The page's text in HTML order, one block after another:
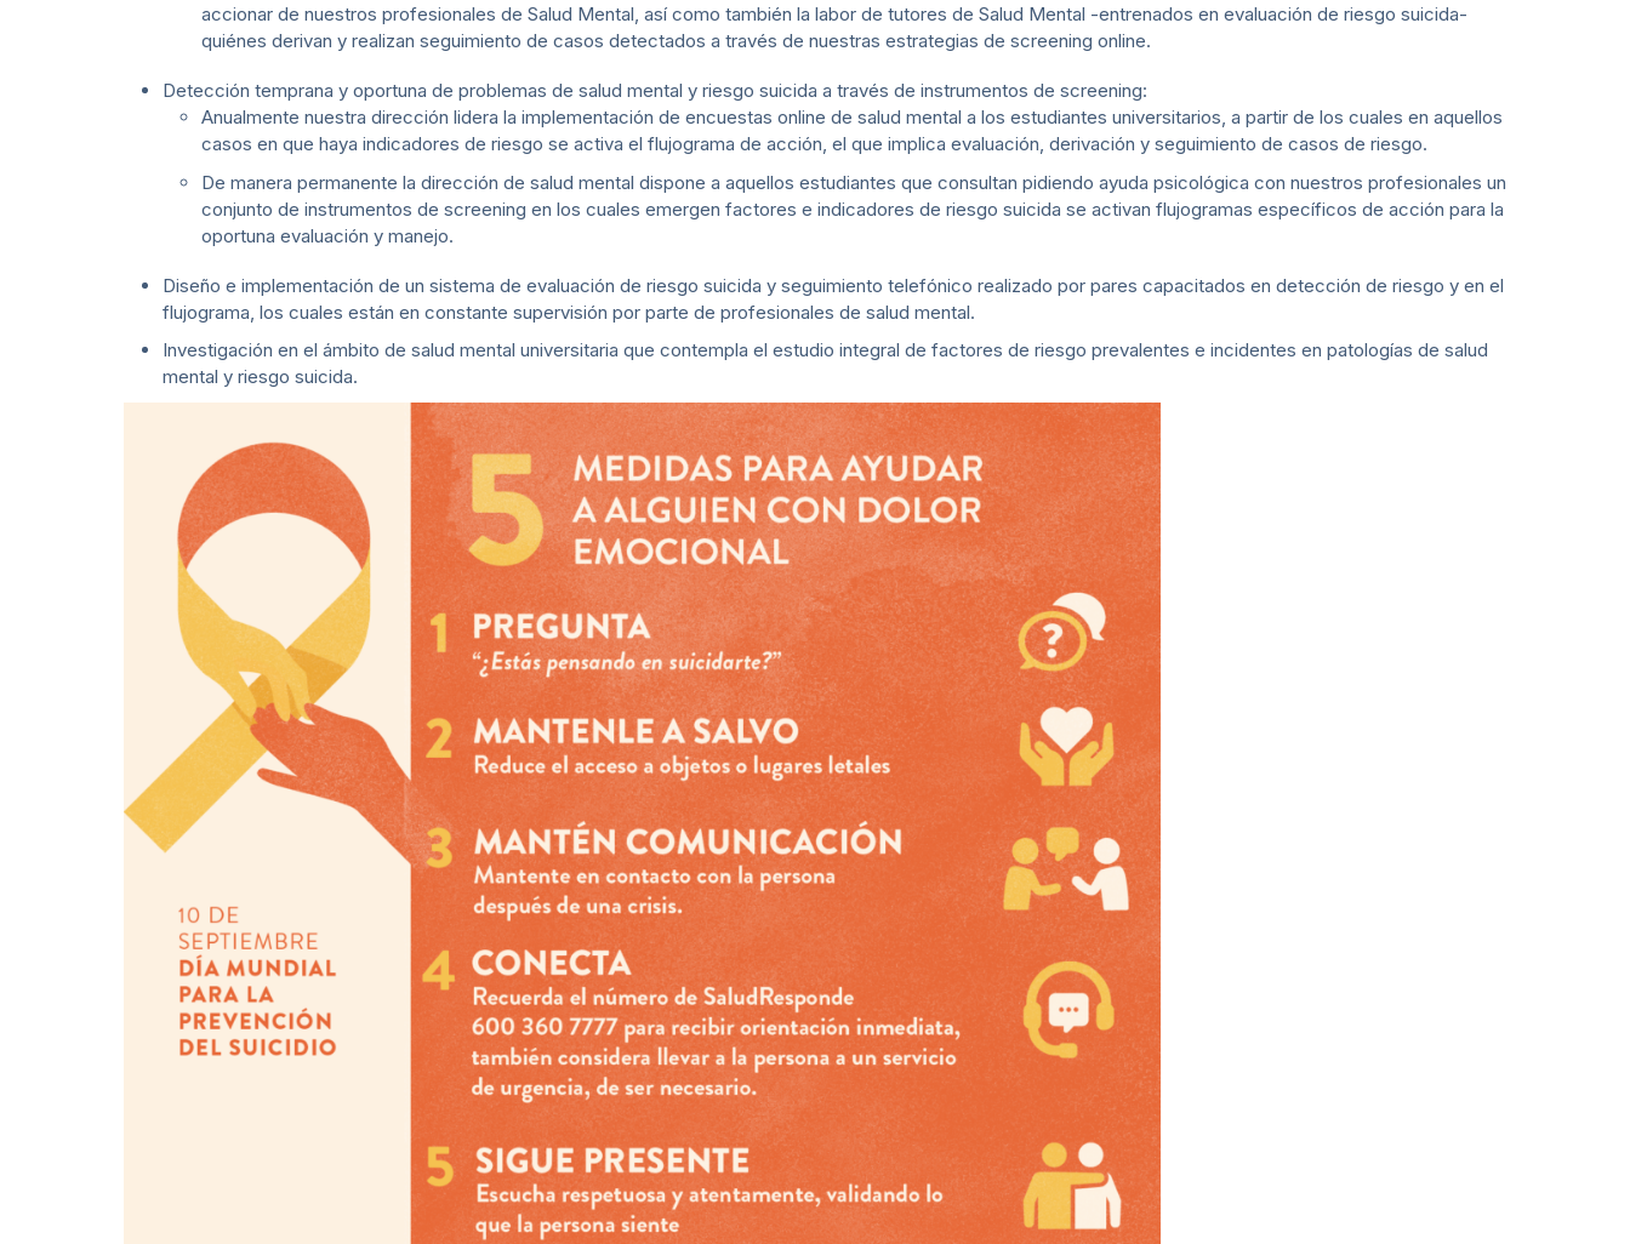
accionar de nuestros profesionales de Salud Mental, así como también la labor de tutores de Salud Mental -entrenados en evaluación de riesgo suicida-
quiénes derivan y realizan seguimiento de casos detectados a través de nuestras estrategias de screening online.
Detección temprana y oportuna de problemas de salud mental y riesgo suicida a través de instrumentos de screening:
Anualmente nuestra dirección lidera la implementación de encuestas online de salud mental a los estudiantes universitarios, a partir de los cuales en aquellos
casos en que haya indicadores de riesgo se activa el flujograma de acción, el que implica evaluación, derivación y seguimiento de casos de riesgo.
De manera permanente la dirección de salud mental dispone a aquellos estudiantes que consultan pidiendo ayuda psicológica con nuestros profesionales un
conjunto de instrumentos de screening en los cuales emergen factores e indicadores de riesgo suicida se activan flujogramas específicos de acción para la
oportuna evaluación y manejo.
Diseño e implementación de un sistema de evaluación de riesgo suicida y seguimiento telefónico realizado por pares capacitados en detección de riesgo y en el
flujograma, los cuales están en constante supervisión por parte de profesionales de salud mental.
Investigación en el ámbito de salud mental universitaria que contempla el estudio integral de factores de riesgo prevalentes e incidentes en patologías de salud
mental y riesgo suicida.